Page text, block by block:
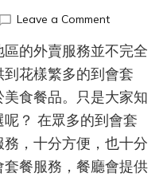
Leave a Commenton
會
套
餐
有
哪
些
選
擇？
的外賣服務並不完全
花樣繁多的到會套
食餐品。只是大家知
？ 在眾多的到會套
，十分方便，也十分
餐服務，餐廳會提供